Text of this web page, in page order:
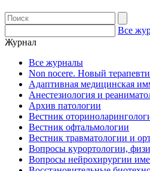
Все
Журнал
Все журналы
Non nocere. Новый
Адаптивная медицинская
Анестезиология и
Архив патологии
Вестник
Вестник офтальмологии
Вестник травматологии и
Вопросы курортологии,
Вопросы нейрохирургии